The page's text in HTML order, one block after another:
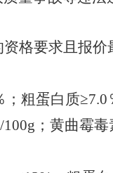
资格要求且 报价
；粗蛋白质≥7.0
100g ；黄曲霉毒